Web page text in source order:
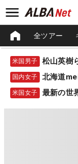
全ツアー
米国男子
国内女子 北海道
米国女子 最新の世